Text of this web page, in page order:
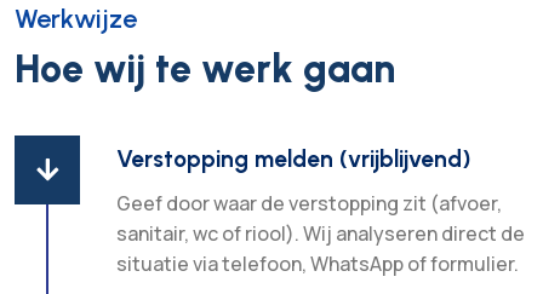
Werkwijze
Hoe wij te werk gaan
 Verstopping melden (vrijblijvend)
Geef door waar de verstopping zit (afvoer,
sanitair, wc of riool). Wij analyseren direct de
situatie via telefoon, WhatsApp of formulier.